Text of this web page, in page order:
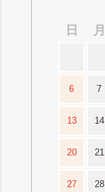
日
月
6 7
13 14
20 21
27 28